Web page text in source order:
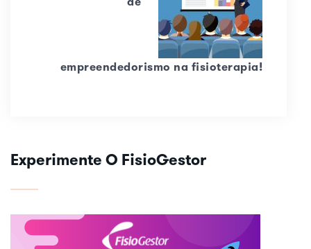
empreendedorismo na fisioterapia!
Experimente O FisioGestor